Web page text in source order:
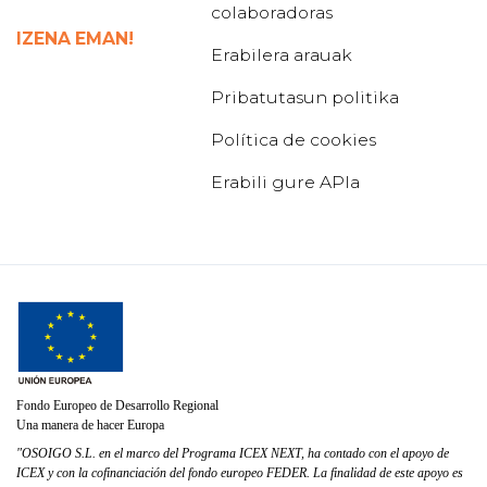
IZENA EMAN!
colaboradoras
Erabilera arauak
Pribatutasun politika
Política de cookies
Erabili gure APIa
Fondo Europeo de Desarrollo Regional
Una manera de hacer Europa
"OSOIGO S.L. en el marco del Programa ICEX NEXT, ha contado con el apoyo de
ICEX y con la cofinanciación del fondo europeo FEDER. La finalidad de este apoyo es